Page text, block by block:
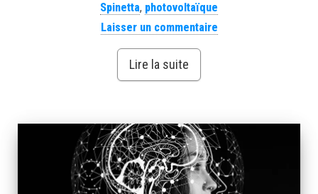
Spinetta, photovoltaïque
Laisser un commentaire
Lire la suite